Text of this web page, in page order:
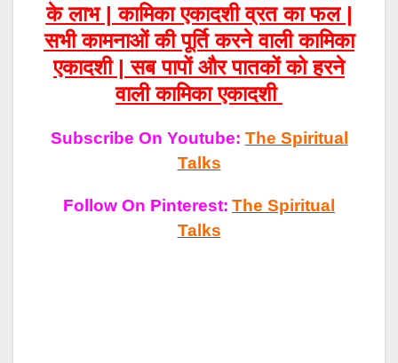
के लाभ | कामिका एकादशी व्रत का फल |
सभी कामनाओं की पूर्ति करने वाली कामिका
एकादशी | सब पापों और पातकों को हरने
वाली कामिका एकादशी
Subscribe On Youtube: The Spiritual
Talks
Follow On Pinterest: The Spiritual
Talks